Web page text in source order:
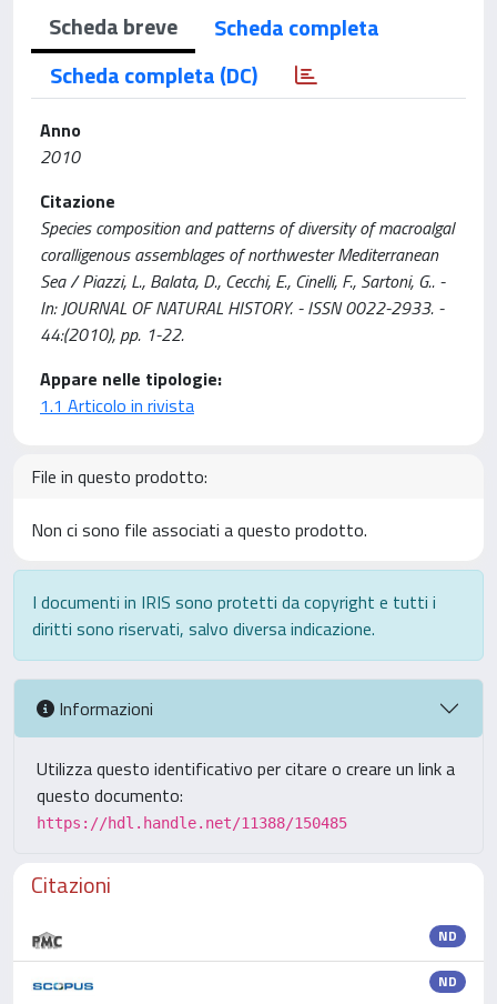
Scheda breve
Scheda completa
Scheda completa (DC)
Anno
2010
Citazione
Species composition and patterns of diversity of macroalgal
coralligenous assemblages of northwester Mediterranean
Sea / Piazzi, L., Balata, D., Cecchi, E., Cinelli, F., Sartoni, G.. -
In: JOURNAL OF NATURAL HISTORY. - ISSN 0022-2933. -
44:(2010), pp. 1-22.
Appare nelle tipologie:
1.1 Articolo in rivista
File in questo prodotto:
Non ci sono file associati a questo prodotto.
I documenti in IRIS sono protetti da copyright e tutti i
diritti sono riservati, salvo diversa indicazione.
Informazioni
Utilizza questo identificativo per citare o creare un link a
questo documento:
https://hdl.handle.net/11388/150485
Citazioni
ND
ND